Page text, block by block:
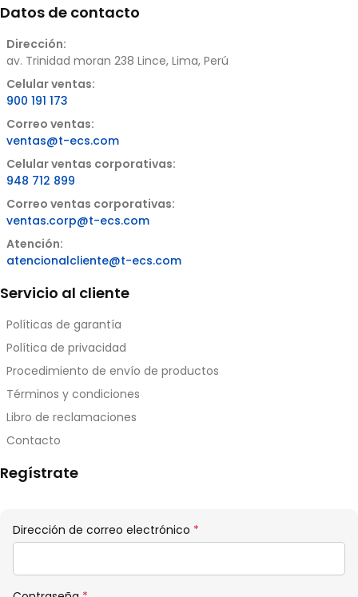
Datos de contacto
Dirección:
av. Trinidad moran 238 Lince, Lima, Perú
Celular ventas:
900 191 173
Correo ventas:
ventas@t-ecs.com
Celular ventas corporativas:
948 712 899
Correo ventas corporativas:
ventas.corp@t-ecs.com
Atención:
atencionalcliente@t-ecs.com
Servicio al cliente
Políticas de garantía
Política de privacidad
Procedimiento de envío de productos
Términos y condiciones
Libro de reclamaciones
Contacto
Regístrate
Dirección de correo electrónico *